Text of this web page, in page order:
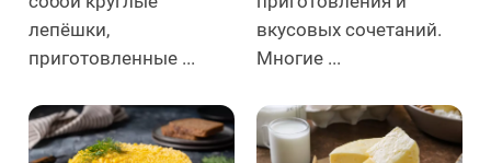
лепёшки,
приготовленные ...
вкусовых сочетаний.
Многие ...